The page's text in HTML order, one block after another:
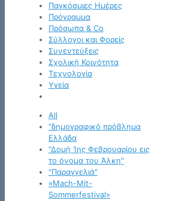
Παγκόσμιες Ημέρες
Πρόγραμμα
Πρόσωπα & Co
Σύλλογοι και Φορείς
Συνεντεύξεις
Σχολική Κοινότητα
Τεχνολογία
Υγεία
All
"δημογραφικό πρόβλημα
Ελλάδα
"Δομή 1ης Φεβρουαρίου εις
το όνομα του Άλκη"
"Παραγγελιά"
«Mach-Mit-
Sommerfestival»